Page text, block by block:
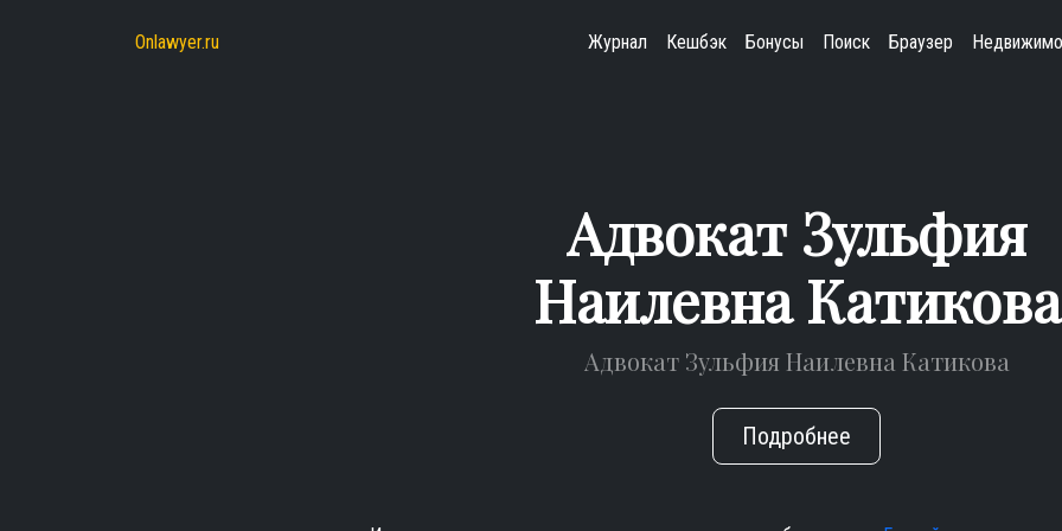
Onlawyer.ru Журнал Кешбэк Бонусы Поиск Браузер
Адвокат Зульфия
Наилевна Катикова
Адвокат Зульфия Наилевна Катикова
Подробнее